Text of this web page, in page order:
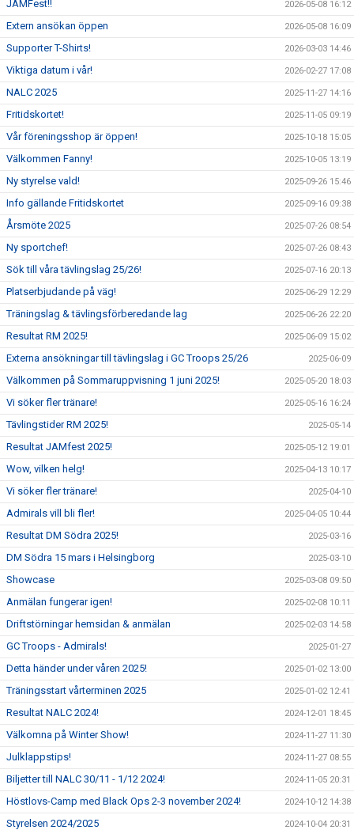
BILDGALLERI
DOKUMENT
BÖRJA HOS GC TROOPS!
JAMFest!! 2026-05-08 16:12
Extern ansökan öppen 2026-05-08 16:09
Supporter T-Shirts! 2026-03-03 14:46
Viktiga datum i vår! 2026-02-27 17:08
NALC 2025 2025-11-27 14:16
Fritidskortet! 2025-11-05 09:19
Vår föreningsshop är öppen! 2025-10-18 15:05
Välkommen Fanny! 2025-10-05 13:19
Ny styrelse vald! 2025-09-26 15:46
Info gällande Fritidskortet 2025-09-16 09:38
Årsmöte 2025 2025-07-26 08:54
Ny sportchef! 2025-07-26 08:43
Sök till våra tävlingslag 25/26! 2025-07-16 20:13
Platserbjudande på väg! 2025-06-29 12:29
Träningslag & tävlingsförberedande lag 2025-06-26 22:20
Resultat RM 2025! 2025-06-09 15:02
Externa ansökningar till tävlingslag i GC Troops 25/26 2025-06-09
Välkommen på Sommaruppvisning 1 juni 2025! 2025-05-20 18:03
Vi söker fler tränare! 2025-05-16 16:24
Tävlingstider RM 2025! 2025-05-14
Resultat JAMfest 2025! 2025-05-12 19:01
Wow, vilken helg! 2025-04-13 10:17
Vi söker fler tränare! 2025-04-10
Admirals vill bli fler! 2025-04-05 10:44
Resultat DM Södra 2025! 2025-03-16
DM Södra 15 mars i Helsingborg 2025-03-10
Showcase 2025-03-08 09:50
Anmälan fungerar igen! 2025-02-08 10:11
Driftstörningar hemsidan & anmälan 2025-02-03 14:58
GC Troops - Admirals! 2025-01-27
Detta händer under våren 2025! 2025-01-02 13:00
Träningsstart vårterminen 2025 2025-01-02 12:41
Resultat NALC 2024! 2024-12-01 18:45
Välkomna på Winter Show! 2024-11-27 11:30
Julklappstips! 2024-11-27 08:55
Biljetter till NALC 30/11 - 1/12 2024! 2024-11-05 20:31
Höstlovs-Camp med Black Ops 2-3 november 2024! 2024-10-12 14:38
Styrelsen 2024/2025 2024-10-04 20:31